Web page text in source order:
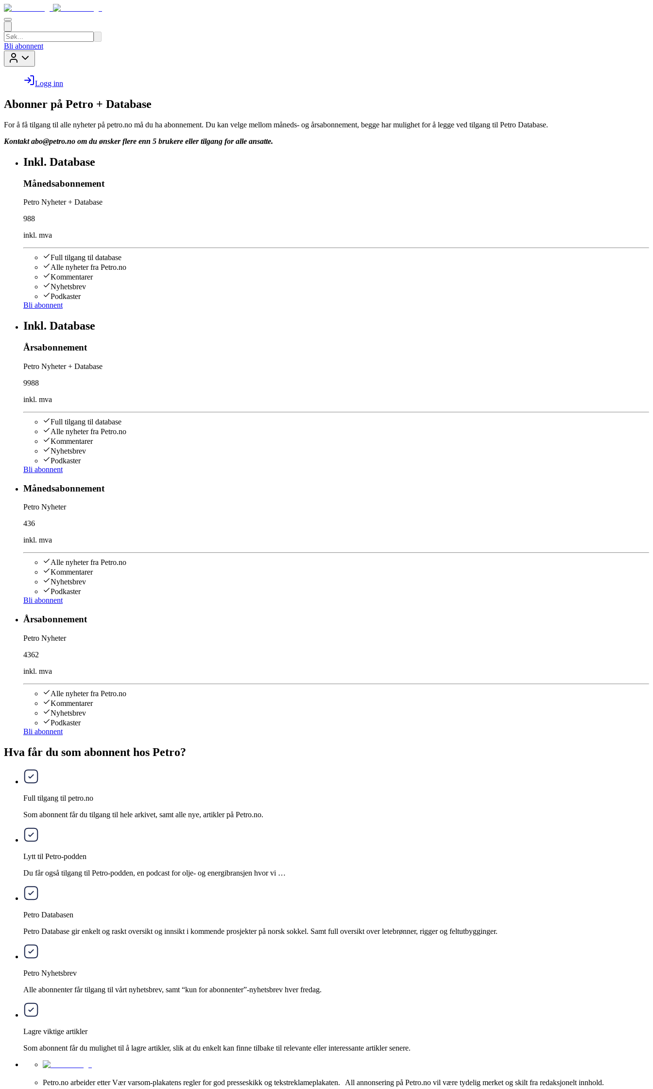
Bli abonnent
Logg inn
Abonner på Petro + Database
For å få tilgang til alle nyheter på petro.no må du ha abonnement. Du kan velge mellom måneds- og årsabonnement, begge har mulighet for å legge ved tilgang til Petro Database.
Kontakt abo@petro.no om du ønsker flere enn 5 brukere eller tilgang for alle ansatte.
Inkl. Database
Månedsabonnement
Petro Nyheter + Database
988
inkl. mva
Full tilgang til database
Alle nyheter fra Petro.no
Kommentarer
Nyhetsbrev
Podkaster
Bli abonnent
Inkl. Database
Årsabonnement
Petro Nyheter + Database
9988
inkl. mva
Full tilgang til database
Alle nyheter fra Petro.no
Kommentarer
Nyhetsbrev
Podkaster
Bli abonnent
Månedsabonnement
Petro Nyheter
436
inkl. mva
Alle nyheter fra Petro.no
Kommentarer
Nyhetsbrev
Podkaster
Bli abonnent
Årsabonnement
Petro Nyheter
4362
inkl. mva
Alle nyheter fra Petro.no
Kommentarer
Nyhetsbrev
Podkaster
Bli abonnent
Hva får du som abonnent hos Petro?
Full tilgang til petro.no
Som abonnent får du tilgang til hele arkivet, samt alle nye, artikler på Petro.no.
Lytt til Petro-podden
Du får også tilgang til Petro-podden, en podcast for olje- og energibransjen hvor vi …
Petro Databasen
Petro Database gir enkelt og raskt oversikt og innsikt i kommende prosjekter på norsk sokkel. Samt full oversikt over letebrønner, rigger og feltutbygginger.
Petro Nyhetsbrev
Alle abonnenter får tilgang til vårt nyhetsbrev, samt “kun for abonnenter”-nyhetsbrev hver fredag.
Lagre viktige artikler
Som abonnent får du mulighet til å lagre artikler, slik at du enkelt kan finne tilbake til relevante eller interessante artikler senere.
Petro.no arbeider etter Vær varsom-plakatens regler for god presseskikk og tekstreklameplakaten. All annonsering på Petro.no vil være tydelig merket og skilt fra redaksjonelt innhold.